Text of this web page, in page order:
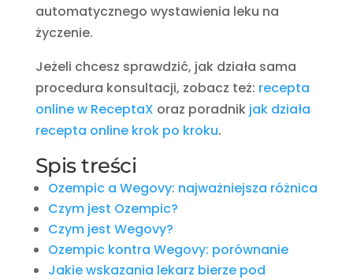
automatycznego wystawienia leku na
życzenie.
Jeżeli chcesz sprawdzić, jak działa sama
procedura konsultacji, zobacz też: recepta
online w ReceptaX oraz poradnik jak działa
recepta online krok po kroku.
Spis treści
Ozempic a Wegovy: najważniejsza różnica
Czym jest Ozempic?
Czym jest Wegovy?
Ozempic kontra Wegovy: porównanie
Jakie wskazania lekarz bierze pod